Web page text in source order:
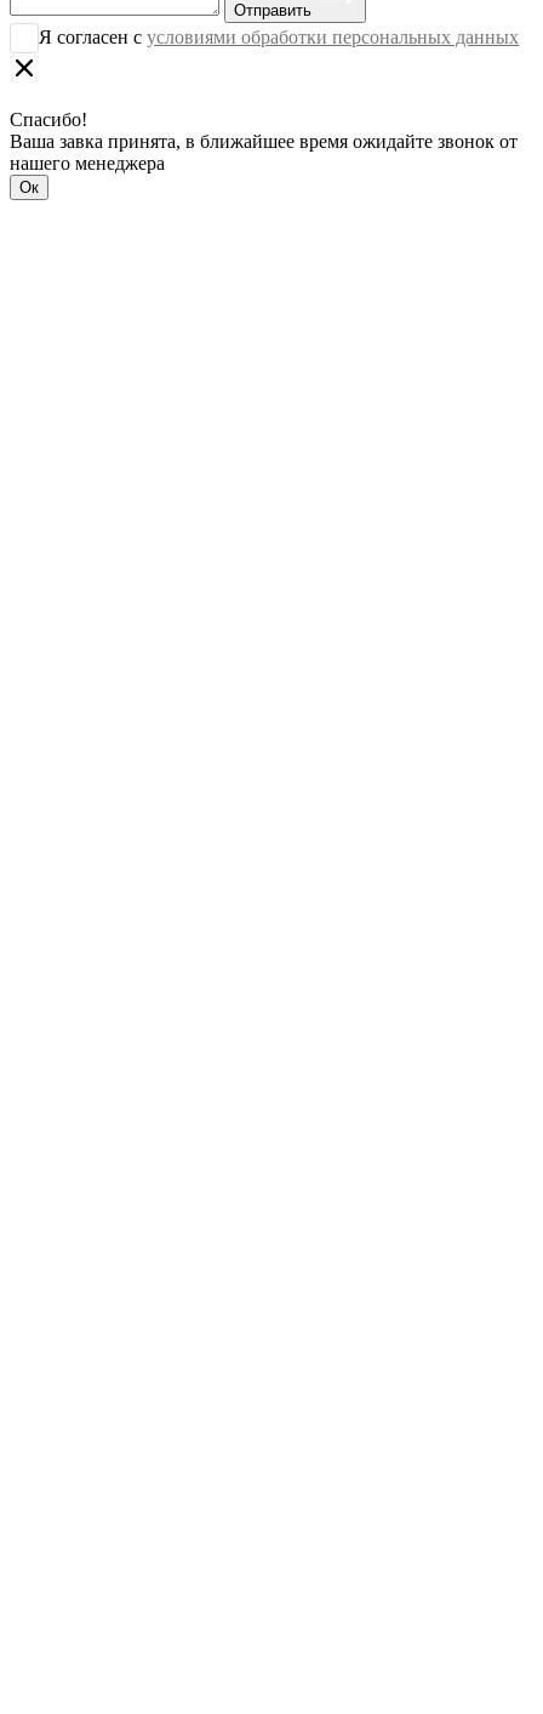
Отправить
Я согласен сусловиями обработки персональных данных
Спасибо!
Ваша завка принята, в ближайшее время ожидайте звонок от
нашего менеджера
Ок